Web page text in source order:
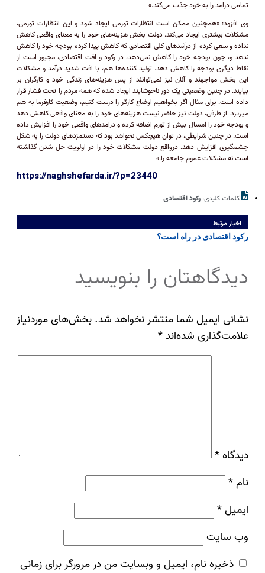
تمامی درامد را به خود جذب می‌کند.»
وی افزود: «همچنین ممکن است انتظارات تورمی ایجاد شود و این انتظارات تورمی،
مشکلات بیشتری ایجاد می‌کند. دولت بخش هزینه‌های خود را به معنای واقعی کاهش
نداده و سعی کرده از درآمد‌های کلی اقتصادی که کاهش پیدا کرده بودجه خود را کاهش
ندهد و، چون بودجه خود را کاهش نمی‌دهد، در رکود و افت اقتصادی، مجبور است از
نقاط دیگری بودجه را کاهش دهد. تولید کننده‌ها هم، با افت شدید درآمد و مشکلات
این بخش مواجهند و آنان نیز نمی‌توانند از پس هزینه‌های زندگی خود و کارگران بر
بیایند. در چنین وضعیتی یک دور ناخوشایند ایجاد شده که همه مردم را تحت فشار قرار
داده است. برای مثال اگر بخواهیم اوضاع کارگر را درست کنیم، وضعیت کارفرما به هم
میریزد. از طرفی، دولت نیز حاضر نیست هزینه‌های خود را به معنای واقعی کاهش دهد
و بودجه خود را امسال بیش از تورم اضافه کرده و درامد‌های واقعی خود را افزایش داده
است. در چنین شرایطی، در توان هیچکس نخواهد بود که دستمزد‌های دولت را به شکل
چشمگیری افزایش دهد. درواقع دولت مشکلات خود را در اولویت حل شدن گذاشته
است نه مشکلات عموم جامعه را.»
https://naghshefarda.ir/?p=23440
کلمات کلیدی: رکود اقتصادی
اخبار مرتبط
رکود اقتصادی در راه است؟
دیدگاهتان را بنویسید
نشانی ایمیل شما منتشر نخواهد شد. بخش‌های موردنیاز
علامت‌گذاری شده‌اند*
دیدگاه *
نام*
ایمیل*
وب‌ سایت
ذخیره نام، ایمیل و وبسایت من در مرورگر برای زمانی